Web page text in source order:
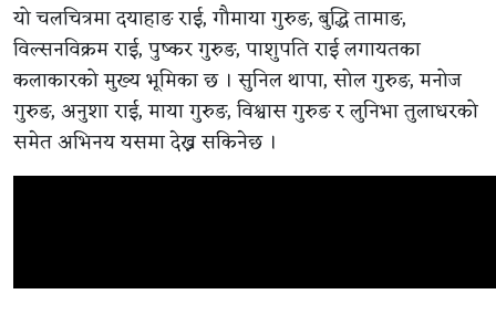
यो चलचित्रमा दयाहाङ राई, गौमाया गुरुङ, बुद्धि तामाङ,
विल्सनविक्रम राई, पुष्कर गुरुङ, पाशुपति राई लगायतका
कलाकारको मुख्य भूमिका छ । सुनिल थापा, सोल गुरुङ, मनोज
गुरुङ, अनुशा राई, माया गुरुङ, विश्वास गुरुङ र लुनिभा तुलाधरको
समेत अभिनय यसमा देख्न सकिनेछ ।